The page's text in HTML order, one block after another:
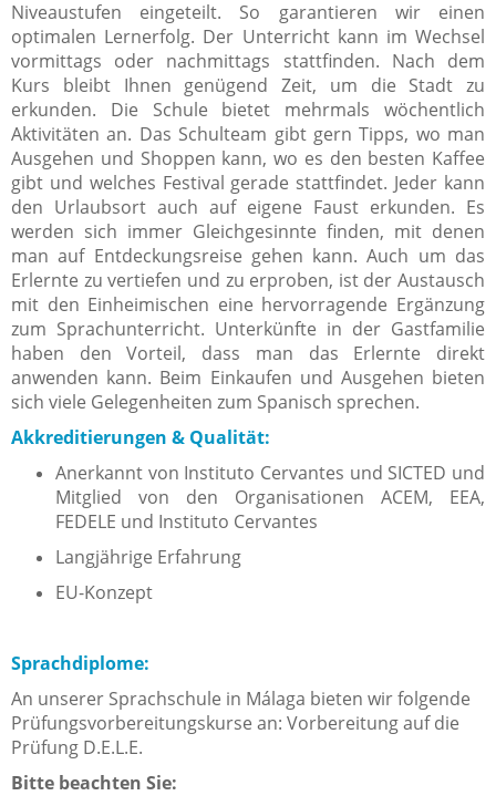
Niveaustufen eingeteilt. So garantieren wir einen
optimalen Lernerfolg. Der Unterricht kann im Wechsel
vormittags oder nachmittags stattfinden. Nach dem
Kurs bleibt Ihnen genügend Zeit, um die Stadt zu
erkunden. Die Schule bietet mehrmals wöchentlich
Aktivitäten an. Das Schulteam gibt gern Tipps, wo man
Ausgehen und Shoppen kann, wo es den besten Kaffee
gibt und welches Festival gerade stattfindet. Jeder kann
den Urlaubsort auch auf eigene Faust erkunden. Es
werden sich immer Gleichgesinnte finden, mit denen
man auf Entdeckungsreise gehen kann. Auch um das
Erlernte zu vertiefen und zu erproben, ist der Austausch
mit den Einheimischen eine hervorragende Ergänzung
zum Sprachunterricht. Unterkünfte in der Gastfamilie
haben den Vorteil, dass man das Erlernte direkt
anwenden kann. Beim Einkaufen und Ausgehen bieten
sich viele Gelegenheiten zum Spanisch sprechen.
Akkreditierungen & Qualität:
Anerkannt von Instituto Cervantes und SICTED und
Mitglied von den Organisationen ACEM, EEA,
FEDELE und Instituto Cervantes
Langjährige Erfahrung
EU-Konzept
Sprachdiplome:
An unserer Sprachschule in Málaga bieten wir folgende
Prüfungsvorbereitungskurse an: Vorbereitung auf die
Prüfung D.E.L.E.
Bitte beachten Sie: